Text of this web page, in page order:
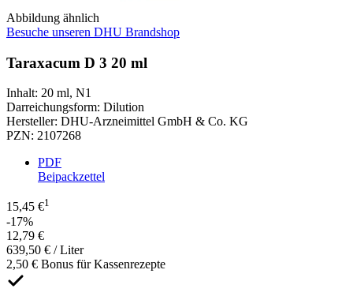
Abbildung ähnlich
Besuche unseren DHU Brandshop
Taraxacum D 3 20 ml
Inhalt: 20 ml, N1
Darreichungsform: Dilution
Hersteller: DHU-Arzneimittel GmbH & Co. KG
PZN: 2107268
PDF
Beipackzettel
15,45 €1
-17%
12,79 €
639,50 € / Liter
2,50 € Bonus für Kassenrezepte